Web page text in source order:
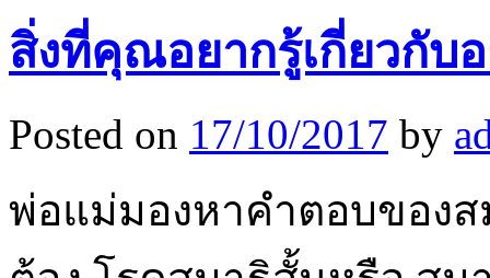
สิ่งที่คุณอยากรู้เกี่ยวกับ
Posted on 17/10/2017 by
พ่อแม่มองหาคำตอบของ